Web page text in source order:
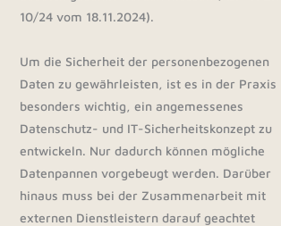
10/24 vom 18.11.2024).
Um die Sicherheit der personenbezogenen
Daten zu gewährleisten, ist es in der Praxis
besonders wichtig, ein angemessenes
Datenschutz- und IT-Sicherheitskonzept zu
entwickeln. Nur dadurch können mögliche
Datenpannen vorgebeugt werden. Darüber
hinaus muss bei der Zusammenarbeit mit
externen Dienstleistern darauf geachtet